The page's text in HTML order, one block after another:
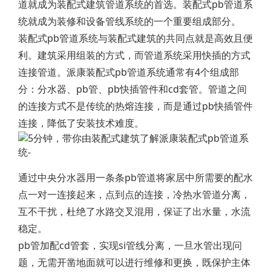
道就成为装配式建筑管道系统的首选。装配式pb管道系
统就成为装修和设备管线系统的一个重要组成部分。
装配式pb管道系统与装配式建筑的共同点就是高效且便
利。建筑采用组装的方式，而管道系统采用快插的方式
连接管道。派康装配式pb管道系统通常有4个组成部
分：分水器、pb管、pb快插管件和cd套管。管道之间
的连接方式不是传统的热熔连接，而是通过pb快插管件
连接，降低了安装技术难度。
通过中央分水器用一条条pb管道将家居中所需要的配水
点一对一连接起来，点到点的连接，冷热水管道分离，
互不干扰，杜绝了水路交叉混用，保证了出水量，水流
稳定。
pb管加配cd管套，实现si管线分离，一旦水管出现问
题，无需开凿地面就可以进行维修和更换，既保护主体